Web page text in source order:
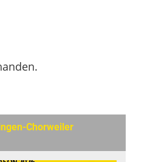
Chorweiler